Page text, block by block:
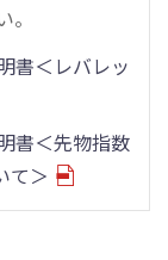
書＜レバレッ
書＜先物指数
て＞